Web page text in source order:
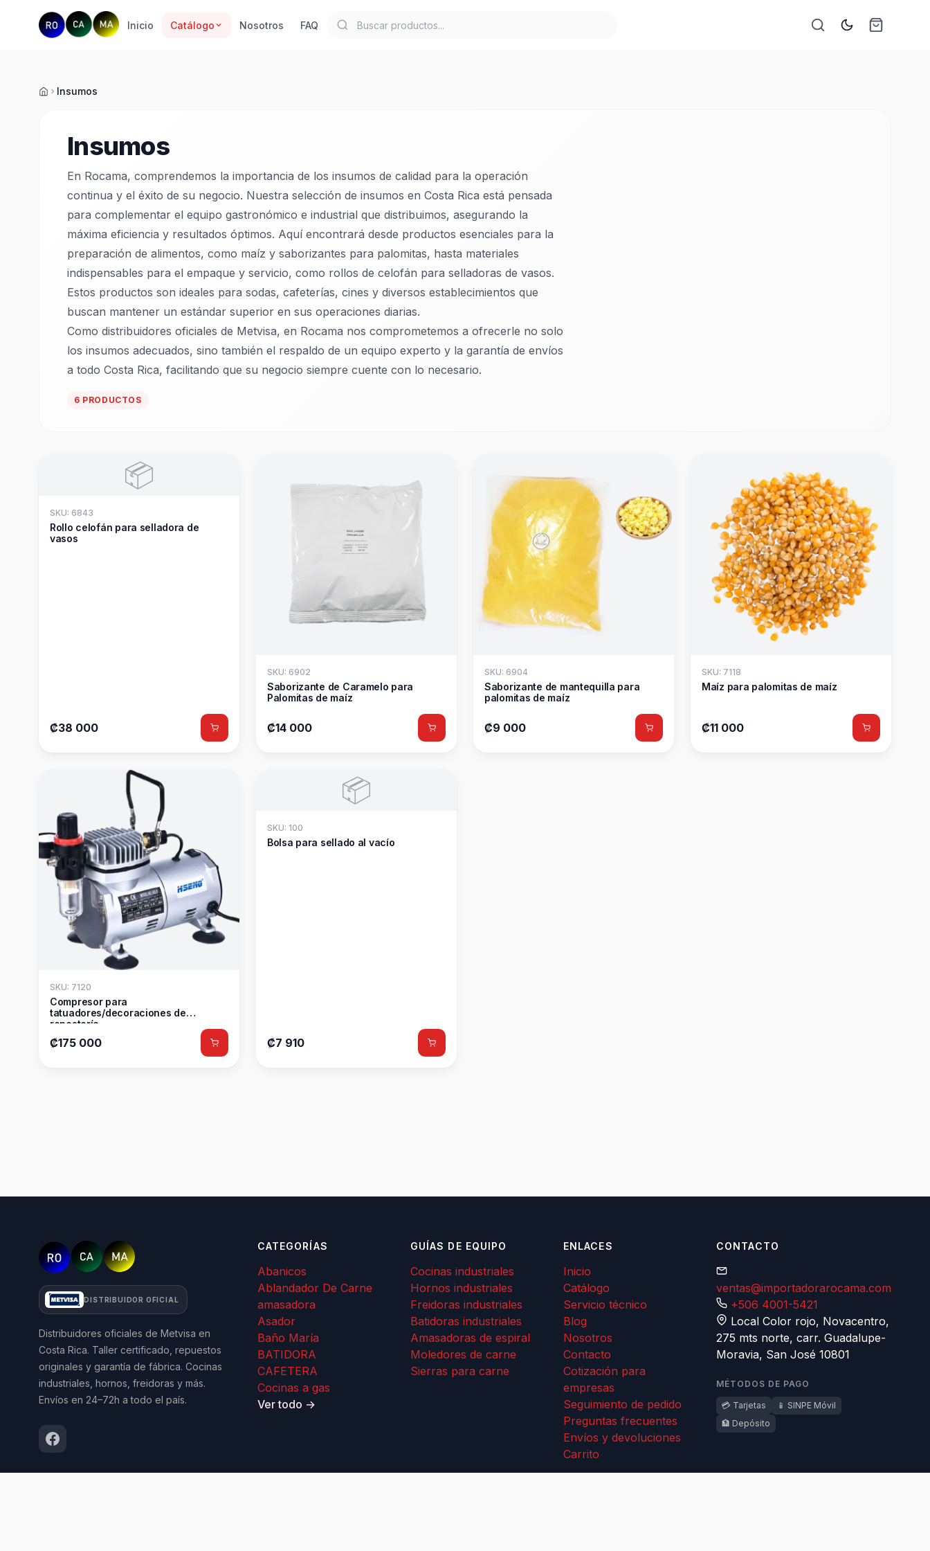
Inicio Catálogo Nosotros FAQ
Inicio
Insumos
Insumos
En Rocama, comprendemos la importancia de los insumos de calidad para la operación
continua y el éxito de su negocio. Nuestra selección de insumos en Costa Rica está pensada
para complementar el equipo gastronómico e industrial que distribuimos, asegurando la
máxima eficiencia y resultados óptimos. Aquí encontrará desde productos esenciales para la
preparación de alimentos, como maíz y saborizantes para palomitas, hasta materiales
indispensables para el empaque y servicio, como rollos de celofán para selladoras de vasos.
Estos productos son ideales para sodas, cafeterías, cines y diversos establecimientos que
buscan mantener un estándar superior en sus operaciones diarias.
Como distribuidores oficiales de Metvisa, en Rocama nos comprometemos a ofrecerle no solo
los insumos adecuados, sino también el respaldo de un equipo experto y la garantía de envíos
a todo Costa Rica, facilitando que su negocio siempre cuente con lo necesario.
6 PRODUCTOS
📦
SKU: 6843
Rollo celofán para selladora de
vasos
₡38 000
SKU: 6902
Saborizante de Caramelo para
Palomitas de maíz
₡14 000
SKU: 6904
Saborizante de mantequilla para
palomitas de maíz
₡9 000
SKU: 7118
Maíz para palomitas de maíz
₡11 000
SKU: 7120
Compresor para
tatuadores/decoraciones de
repostería
₡175 000
📦
SKU: 100
Bolsa para sellado al vacío
₡7 910
DISTRIBUIDOR OFICIAL
Distribuidores oficiales de Metvisa en
Costa Rica. Taller certificado, repuestos
originales y garantía de fábrica. Cocinas
industriales, hornos, freidoras y más.
Envíos en 24–72h a todo el país.
CATEGORÍAS
Abanicos
Ablandador De Carne
amasadora
Asador
Baño María
BATIDORA
CAFETERA
Cocinas a gas
Ver todo →
GUÍAS DE EQUIPO
Cocinas industriales
Hornos industriales
Freidoras industriales
Batidoras industriales
Amasadoras de espiral
Moledores de carne
Sierras para carne
ENLACES
Inicio
Catálogo
Servicio técnico
Blog
Nosotros
Contacto
Cotización para
empresas
Seguimiento de pedido
Preguntas frecuentes
Envíos y devoluciones
Carrito
CONTACTO
ventas@importadorarocama.com
+506 4001-5421
Local Color rojo, Novacentro,
275 mts norte, carr. Guadalupe-
Moravia, San José 10801
MÉTODOS DE PAGO
💳 Tarjetas
📱 SINPE Móvil
🏦 Depósito